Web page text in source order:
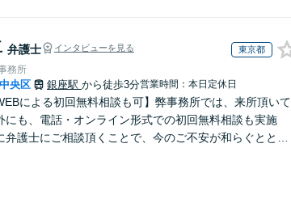
弁護士 インタビューを見る 東京都
務所
中央区 銀座駅 から徒歩3分営業時間：本日定休日
による初回無料相談も可】弊事務所では、来所頂いて
にも、電話・オンライン形式での初回無料相談も実施
弁護士にご相談頂くことで、今のご不安が和らぐととも